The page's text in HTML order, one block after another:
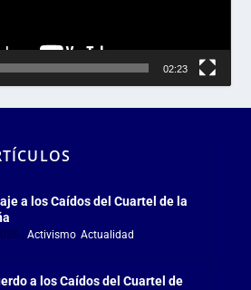
02:23
a los Caídos del Cuartel de la
Activismo, Actualidad
a los Caídos del Cuartel de